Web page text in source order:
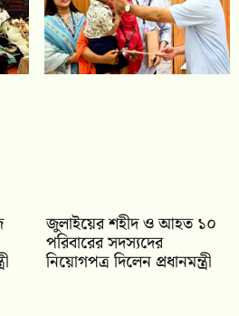
জুলাইয়ের শহীদ ও আহত ১০
পরিবারের সদস্যদের
নিয়োগপত্র দিলেন প্রধানমন্ত্রী